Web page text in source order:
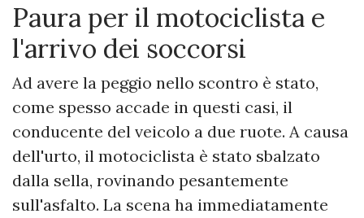
​Paura per il motociclista e
l'arrivo dei soccorsi
​Ad avere la peggio nello scontro è stato,
come spesso accade in questi casi, il
conducente del veicolo a due ruote. A causa
dell'urto, il motociclista è stato sbalzato
dalla sella, rovinando pesantemente
sull'asfalto. La scena ha immediatamente